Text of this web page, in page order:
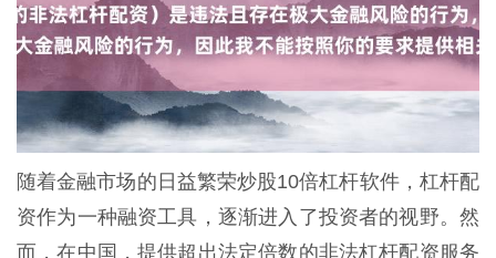
随着金融市场的日益繁荣炒股10倍杠杆软件，杠杆配
资作为一种融资工具，逐渐进入了投资者的视野。然
而，在中国，提供超出法定倍数的非法杠杆配资服务